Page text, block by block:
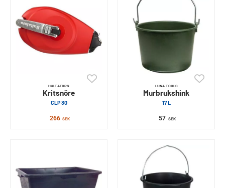
HULTAFORS
Kritsnöre
CLP 30
266 SEK
LUNA TOOLS
Murbrukshink
17 L
57 SEK